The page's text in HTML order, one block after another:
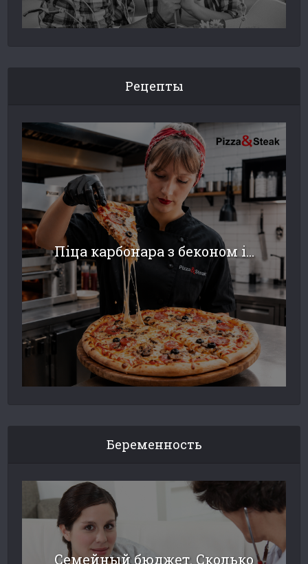
Рецепты
Піца карбонара з беконом і...
Беременность
Семейный бюджет. Сколько